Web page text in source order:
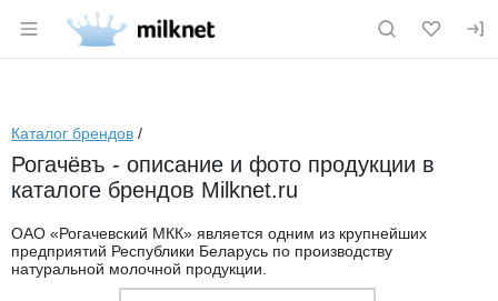
Раздел навигации по сайту milknet.ru
Каталог брендов /
Рогачёвъ - описание и фото продукции в
каталоге брендов Milknet.ru
ОАО «Рогачевский МКК» является одним из крупнейших
предприятий Республики Беларусь по производству
натуральной молочной продукции.